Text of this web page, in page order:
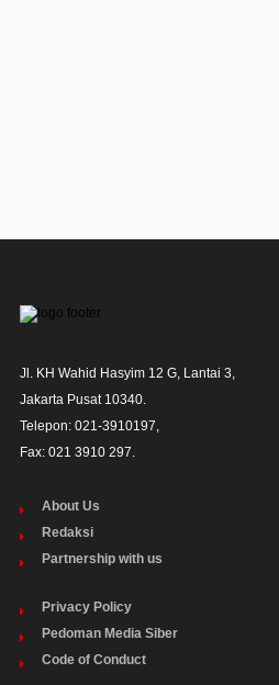
Jl. KH Wahid Hasyim 12 G, Lantai 3,
Jakarta Pusat 10340.
Telepon: 021-3910197,
Fax: 021 3910 297.
About Us
Redaksi
Partnership with us
Privacy Policy
Pedoman Media Siber
Code of Conduct